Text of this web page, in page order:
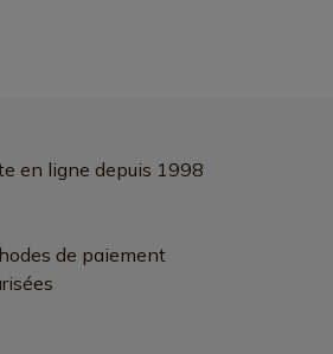
en ligne depuis 1998
de paiement